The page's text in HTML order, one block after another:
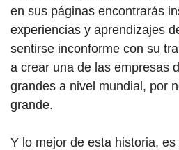
en sus páginas encontrarás
experiencias y aprendizajes
sentirse inconforme con su
a crear una de las empresas
grandes a nivel mundial, por
grande.
Y lo mejor de esta historia,